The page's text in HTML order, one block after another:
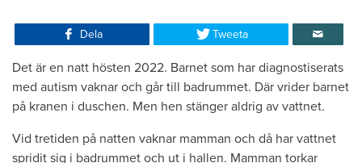
Dela Tweeta
Det är en natt hösten 2022. Barnet som har diagnostiserats
med autism vaknar och går till badrummet. Där vrider barnet
på kranen i duschen. Men hen stänger aldrig av vattnet.
Vid tretiden på natten vaknar mamman och då har vattnet
spridit sig i badrummet och ut i hallen. Mamman torkar